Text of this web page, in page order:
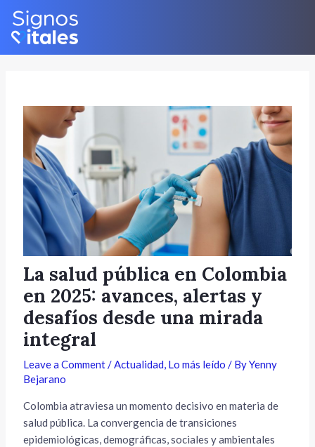
Skip
content
La salud pública en Colombia
en 2025: avances, alertas y
desafíos desde una mirada
integral
Leave a Comment/Actualidad, Lo más leído / ByYenny
Bejarano
Colombia atraviesa un momento decisivo en materia de
salud pública. La convergencia de transiciones
epidemiológicas, demográficas, sociales y ambientales
Post
navigation